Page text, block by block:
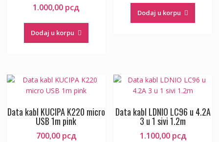
1.000,00 рсд
Dodaj u korpu
Dodaj u korpu
Data kabl KUCIPA K220 micro
USB 1m pink
700,00 рсд
Data kabl LDNIO LC96 u 4.2A
3 u 1 sivi 1.2m
1.100,00 рсд